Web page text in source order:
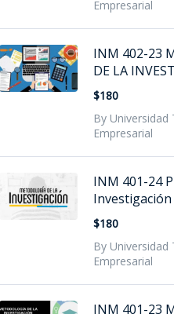
Empresarial
INM 402-23
DE LA
$180
By Universidad
Empresarial
INM 401-24
Investigación
$180
By Universidad
Empresarial
INM 401-23